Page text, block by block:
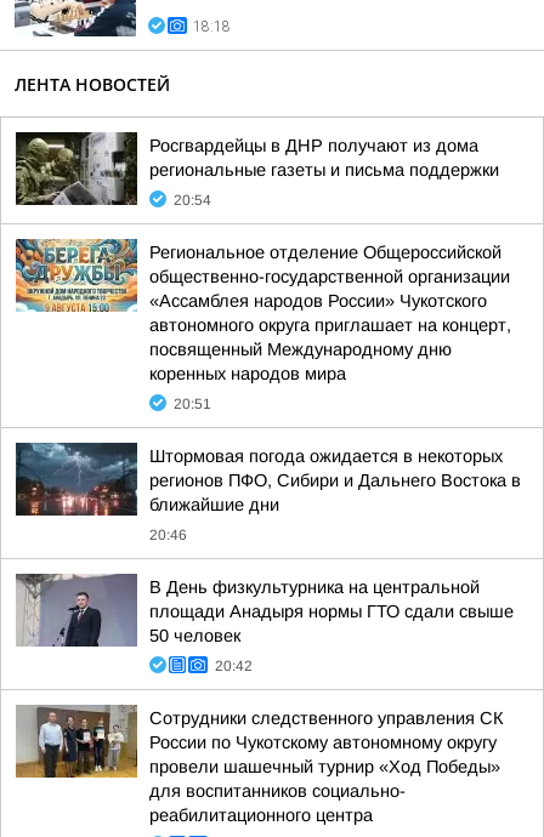
18:18
ЛЕНТА НОВОСТЕЙ
Росгвардейцы в ДНР получают из дома
региональные газеты и письма поддержки
20:54
Региональное отделение Общероссийской
общественно-государственной организации
«Ассамблея народов России» Чукотского
автономного округа приглашает на концерт,
посвященный Международному дню
коренных народов мира
20:51
Штормовая погода ожидается в некоторых
регионов ПФО, Сибири и Дальнего Востока в
ближайшие дни
20:46
В День физкультурника на центральной
площади Анадыря нормы ГТО сдали свыше
50 человек
20:42
Сотрудники следственного управления СК
России по Чукотскому автономному округу
провели шашечный турнир «Ход Победы»
для воспитанников социально-
реабилитационного центра